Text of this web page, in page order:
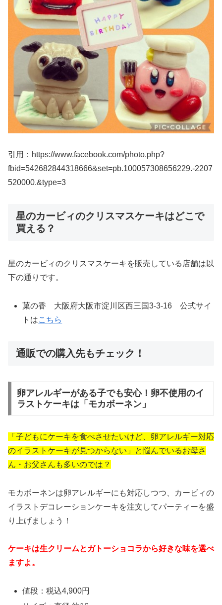
引用：https://www.facebook.com/photo.php?
fbid=542682844318666&set=pb.100057308656229.-2207
520000.&type=3
星のカービィのクリスマスケーキはどこで
買える？
星のカービィのクリスマスケーキを販売している店舗は以
下の通りです。
菓の香 大阪府大阪市淀川区西三国3-3-16 公式サイ
トはこちら
通販での購入先もチェック！
卵アレルギーがある子でも安心！卵不使用のイ
ラストケーキは「モカボーネン」
「子どもにケーキを食べさせたいけど、卵アレルギー対応
のイラストケーキが見つからない」と悩んでいるお母さ
ん・お父さんも多いのでは？
モカボーネンは卵アレルギーにも対応しつつ、カービィの
イラストデコレーションケーキを注文してパーティーを盛
り上げましょう！
ケーキは生クリームとガトーショコラから好きな味を選べ
ますよ。
値段：税込4,900円